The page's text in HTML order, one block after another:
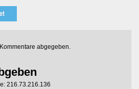
abgegeben.
216.73.216.136